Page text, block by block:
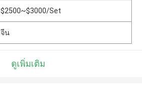
$2500~$3000/Set
จีน
ดูเพิ่มเติม